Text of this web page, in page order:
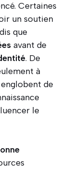
Certaines
un soutien
que
avant de
. De
à
de
le